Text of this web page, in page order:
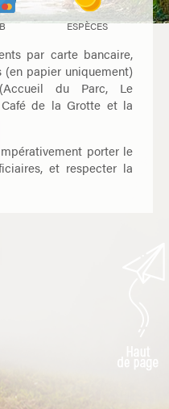
ESPÈCES
par carte bancaire,
(en papier uniquement)
du Parc, Le
de la Grotte et la
porter le
et respecter la